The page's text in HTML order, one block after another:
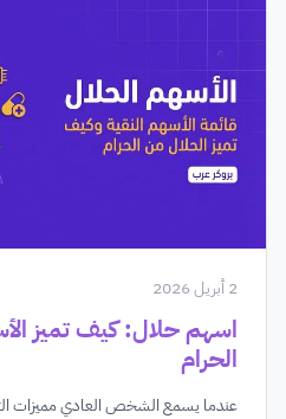
2 أبريل 2026
اسهم حلال: كيف تميز
الحرام
عندما يسمع الشخص العادي مميزات